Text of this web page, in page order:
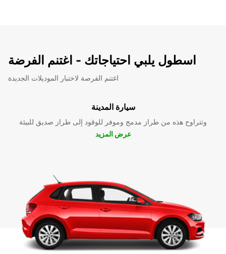
اسطول يلبي احتياجاتك - اغتنم الفرضة
اغتنم الفرصة لاختبار الموديلات الجديدة
سيارة المدينة
وتتراوح هذه من طراز مدمج وموفر للوقود إلى طراز صديق للبيئة
عرض المزيد